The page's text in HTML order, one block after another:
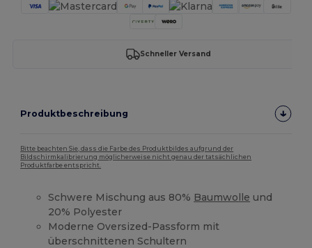
Schneller Versand
Produktbeschreibung
Bitte beachten Sie, dass die Farbe des Produktbildes aufgrund der
Bildschirmkalibrierung möglicherweise nicht genau der tatsächlichen
Produktfarbe entspricht.
Schwere Mischung aus 80% Baumwolle und
20% Polyester
Moderne Oversized-Passform mit
überschnittenen Schultern